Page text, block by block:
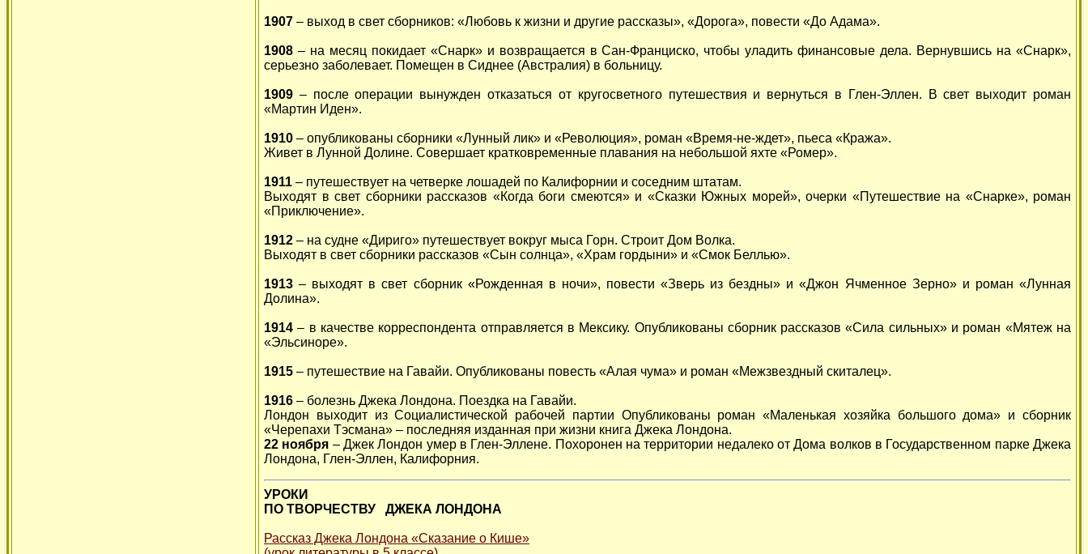
1907 – выход в свет сборников: «Любовь к жизни и другие рассказы», «Дорога», повести «До Адама».
1908 – на месяц покидает «Снарк» и возвращается в Сан-Франциско, чтобы уладить финансовые дела. Вернувшись на «Снарк»,
серьезно заболевает. Помещен в Сиднее (Австралия) в больницу.
1909 – после операции вынужден отказаться от кругосветного путешествия и вернуться в Глен-Эллен. В свет выходит роман
«Мартин Иден».
1910 – опубликованы сборники «Лунный лик» и «Революция», роман «Время-не-ждет», пьеса «Кража».
Живет в Лунной Долине. Совершает кратковременные плавания на небольшой яхте «Ромер».
1911 – путешествует на четверке лошадей по Калифорнии и соседним штатам.
Выходят в свет сборники рассказов «Когда боги смеются» и «Сказки Южных морей», очерки «Путешествие на «Снарке», роман
«Приключение».
1912 – на судне «Дириго» путешествует вокруг мыса Горн. Строит Дом Волка.
Выходят в свет сборники рассказов «Сын солнца», «Храм гордыни» и «Смок Беллью».
1913– выходят в свет сборник «Рожденная в ночи», повести «Зверь из бездны» и «Джон Ячменное Зерно» и роман «Лунная
Долина».
1914 – в качестве корреспондента отправляется в Мексику. Опубликованы сборник рассказов «Сила сильных» и роман «Мятеж на
«Эльсиноре».
1915 – путешествие на Гавайи. Опубликованы повесть «Алая чума» и роман «Межзвездный скиталец».
1916 – болезнь Джека Лондона. Поездка на Гавайи.
Лондон выходит из Социалистической рабочей партии Опубликованы роман «Маленькая хозяйка большого дома» и сборник
«Черепахи Тэсмана» – последняя изданная при жизни книга Джека Лондона.
22 ноября – Джек Лондон умер в Глен-Эллене. Похоронен на территории недалеко от Дома волков в Государственном парке Джека
Лондона, Глен-Эллен, Калифорния.
УРОКИ
ПО ТВОРЧЕСТВУ ДЖЕКА ЛОНДОНА
Рассказ Джека Лондона «Сказание о Кише»